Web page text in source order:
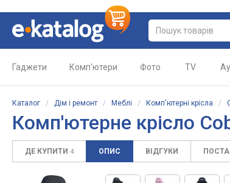
Гаджети Комп'ютери Фото TV
Каталог / Дім і ремонт / Меблі / Комп'ютерні крісла /
Комп'ютерне крісло
ДЕ КУПИТИ 4 ОПИС ВІДГУКИ